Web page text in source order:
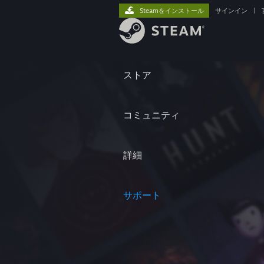
ストア
コミュニティ
詳細
サポート
Steamをインストール サインイン